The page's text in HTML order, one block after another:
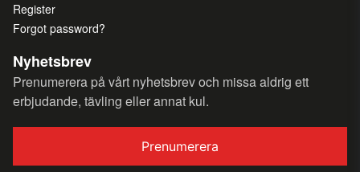
Register
Forgot password?
Nyhetsbrev
Prenumerera på vårt nyhetsbrev och missa aldrig ett
erbjudande, tävling eller annat kul.
Prenumerera